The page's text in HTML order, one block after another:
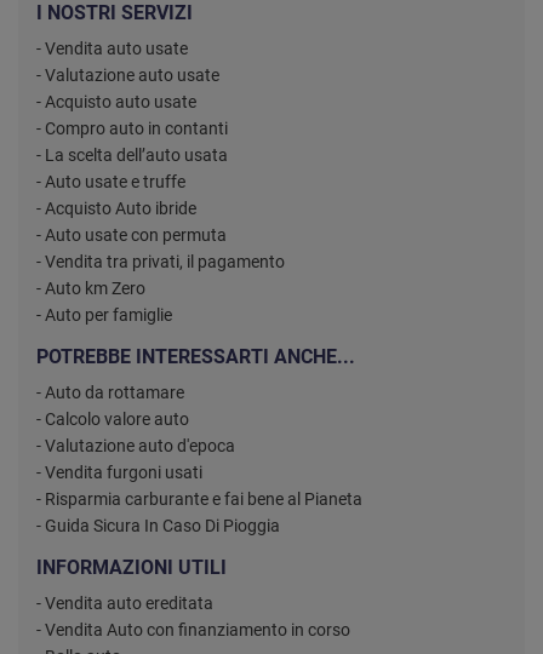
I NOSTRI SERVIZI
- Vendita auto usate
- Valutazione auto usate
- Acquisto auto usate
- Compro auto in contanti
- La scelta dell’auto usata
- Auto usate e truffe
- Acquisto Auto ibride
- Auto usate con permuta
- Vendita tra privati, il pagamento
- Auto km Zero
- Auto per famiglie
POTREBBE INTERESSARTI ANCHE...
- Auto da rottamare
- Calcolo valore auto
- Valutazione auto d'epoca
- Vendita furgoni usati
- Risparmia carburante e fai bene al Pianeta
- Guida Sicura In Caso Di Pioggia
INFORMAZIONI UTILI
- Vendita auto ereditata
- Vendita Auto con finanziamento in corso